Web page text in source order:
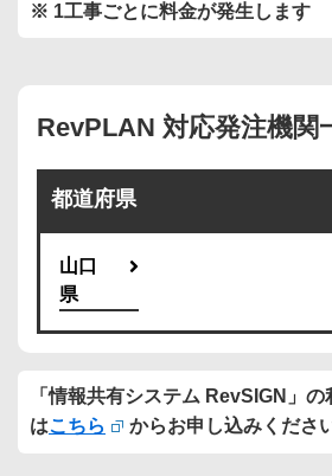
※ 1工事ごとに料金が発生します
RevPLAN 対応発注機関
都道府県
山口
県
「情報共有システム RevSIGN」
はこちら からお申し込みください